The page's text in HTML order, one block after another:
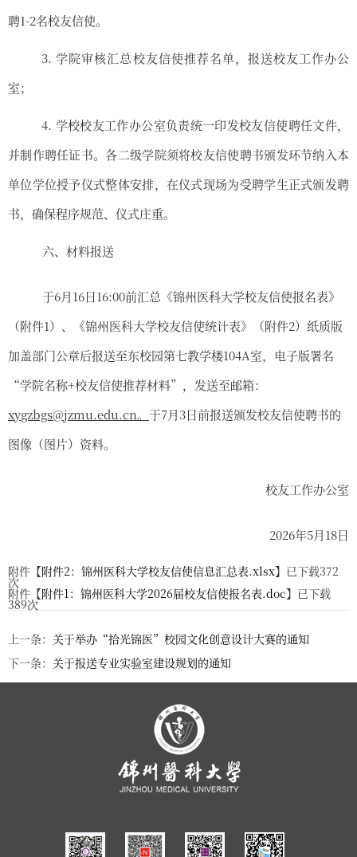
聘1-2名校友信使。
3.学院审核汇总校友信使推荐名单， 报送校友工作办公
室；
4. 学校校友工作办公室负责统一印发校友信使聘任文件，
并制作聘任证书。各二级学院须将校友信使聘书颁发环节纳入本
单位学位授予仪式整体安排，在仪式现场为受聘学生正式颁发聘
书，确保程序规范、仪式庄重。
六、材料报送
于6月16日16:00前汇总《锦州医科大学校友信使报名表》
（附件1）、《锦州医科大学校友信使统计表》（附件2）纸质版
加盖部门公章后报送至东校园第七教学楼104A室，电子版署名
“学院名称+校友信使推荐材料” ，发送至邮箱：
xygzbgs@jzmu.edu.cn。 于7月3日前报送颁发校友信使聘书的
图像（图片）资料。
校友工作办公室
2026年5月18日
附件【附件2：锦州医科大学校友信使信息汇总表.xlsx】已下载372
次
附件【附件1：锦州医科大学2026届校友信使报名表.doc】已下载
389次
上一条： 关于举办“拾光锦医”校园文化创意设计大赛的通知
下一条： 关于报送专业实验室建设规划的通知